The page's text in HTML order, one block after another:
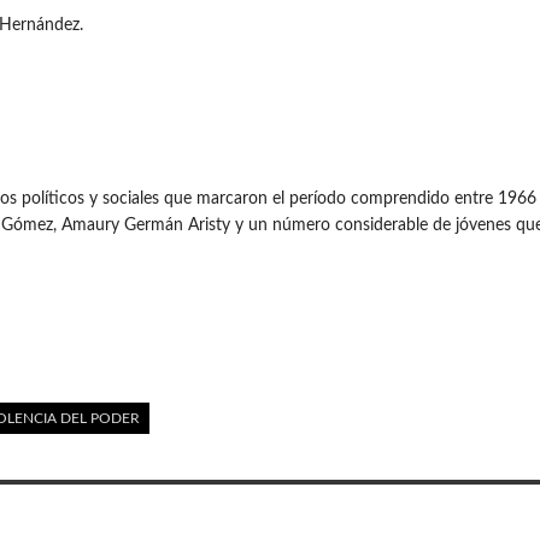
políticos y sociales que marcaron el período comprendido entre
Amaury Germán Aristy y un número considerable de jóvenes
DEL PODER